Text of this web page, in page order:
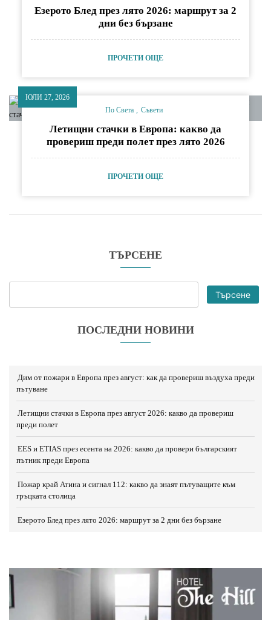
ТЪРСЕНЕ
Търсене
ПОСЛЕДНИ НОВИНИ
Дим от пожари в Европа през август: как да провериш въздуха преди
пътуване
Летищни стачки в Европа през август 2026: какво да провериш
преди полет
EES и ETIAS през есента на 2026: какво да провери българският
пътник преди Европа
Пожар край Атина и сигнал 112: какво да знаят пътуващите към
гръцката столица
Езерото Блед през лято 2026: маршрут за 2 дни без бързане
Езерото Блед през лято 2026: маршрут за 2
дни без бързане
ПРОЧЕТИ ОЩЕ
ЮЛИ 27, 2026
По Света
Съвети
Летищни стачки в Европа: какво да
провериш преди полет през лято 2026
ПРОЧЕТИ ОЩЕ